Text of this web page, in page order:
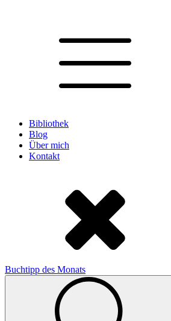
Bibliothek
Blog
Über mich
Kontakt
Buchtipp des Monats